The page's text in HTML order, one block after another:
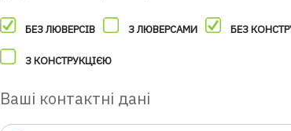
БЕЗ ЛЮВЕРСІВ З ЛЮВЕРСАМИ БЕЗ
З КОНСТРУКЦІЄЮ
Ваші контактні дані